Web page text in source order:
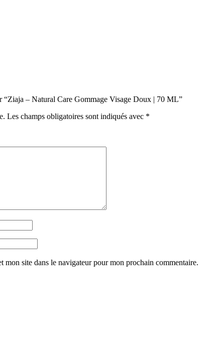
“Ziaja – Natural Care Gommage Visage Doux | 70 ML”
Les champs obligatoires sont indiqués avec *
mon site dans le navigateur pour mon prochain commentaire.